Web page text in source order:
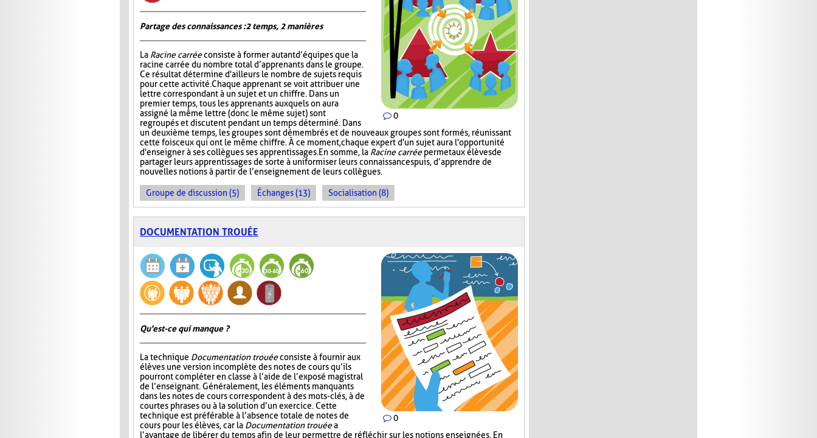
0
Partage des connaissances : 2 temps, 2 manières
La Racine carréeconsiste à former autant d’équipes que la
racine carrée du nombre total d’apprenants dans le groupe.
Ce résultat détermine d'ailleurs le nombre de sujets requis
pour cette activité. Chaque apprenant se voit attribuer une
lettre correspondant à un sujet et un chiffre. Dans un
premier temps, tous les apprenants auxquels on aura
assigné la même lettre (donc le même sujet) sont
regroupés et discutent pendant un temps déterminé. Dans
un deuxième temps, les groupes sont démembrés et de nouveaux groupes sont formés, réunissant
cette fois ceux qui ont le même chiffre. À ce moment, chaque expert d'un sujet aura l'opportunité
d'enseigner à ses collègues ses apprentissages. En somme, la Racine carréepermet aux élèves de
partager leurs apprentissages de sorte à uniformiser leurs connaissances puis, d’apprendre de
nouvelles notions à partir de l’enseignement de leurs collègues.
Groupe de discussion (5) Échanges (13) Socialisation (8)
DOCUMENTATION TROUÉE
0
Qu'est-ce qui manque ?
La technique Documentation trouéeconsiste à fournir aux
élèves une version incomplète des notes de cours qu’ils
pourront compléter en classe à l’aide de l’exposé magistral
de l’enseignant. Généralement, les éléments manquants
dans les notes de cours correspondent à des mots-clés, à de
courtes phrases ou à la solution d’un exercice. Cette
technique est préférable à l’absence totale de notes de
cours pour les élèves, car la Documentation trouéea
l’avantage de libérer du temps afin de leur permettre de réfléchir sur les notions enseignées. En